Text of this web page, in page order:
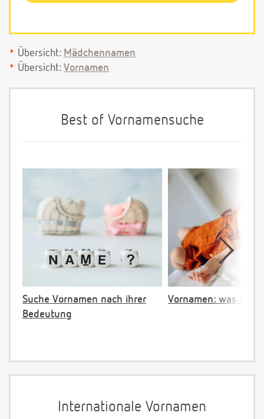
Übersicht: Mädchennamen
Übersicht: Vornamen
Best of Vornamensuche
Suche Vornamen nach ihrer
Bedeutung
Vornamen: was ist
Internationale Vornamen